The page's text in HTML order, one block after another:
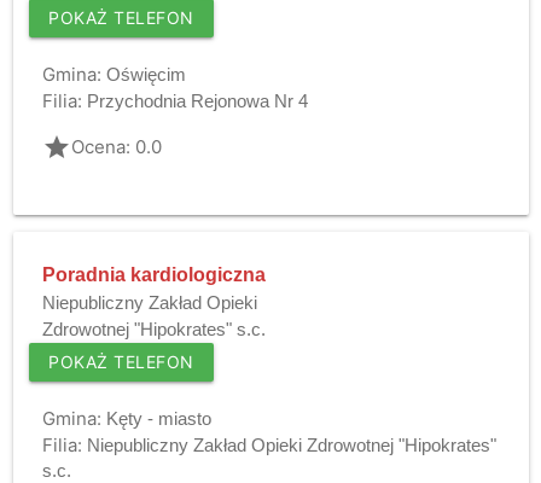
POKAŻ TELEFON
Gmina: Oświęcim
Filia: Przychodnia Rejonowa Nr 4
gradeOcena: 0.0
Poradnia kardiologiczna
Niepubliczny Zakład Opieki
Zdrowotnej "Hipokrates" s.c.
POKAŻ TELEFON
Gmina: Kęty - miasto
Filia: Niepubliczny Zakład Opieki Zdrowotnej "Hipokrates"
s.c.